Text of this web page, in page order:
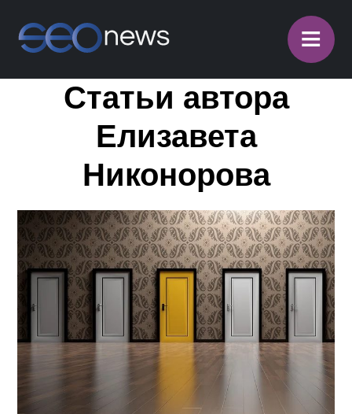
≡
Статьи автора
Елизавета
Никонорова